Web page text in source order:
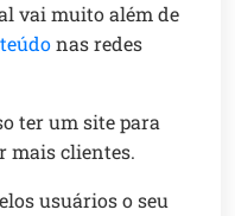
vai muito além de
nas redes
ter um site para
mais clientes.
usuários o seu